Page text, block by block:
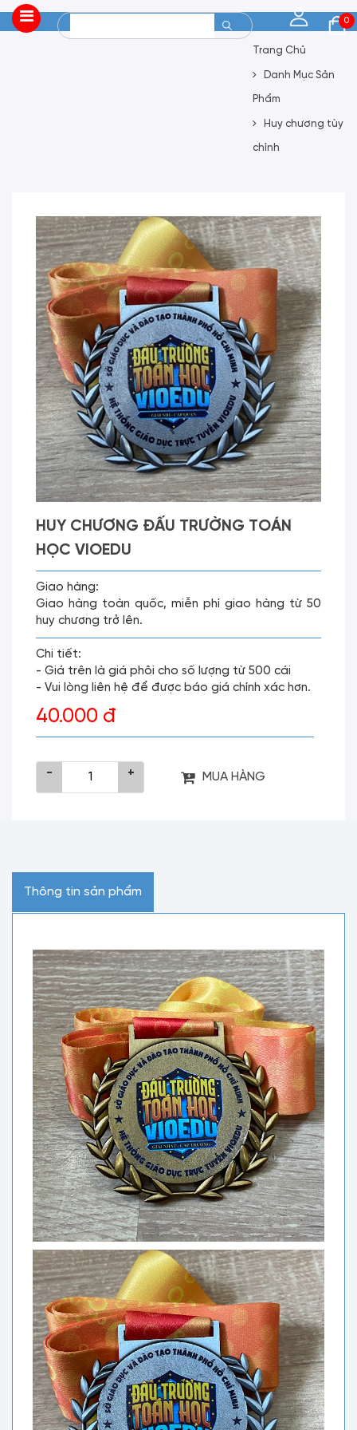
0
Trang Chủ
Danh Mục Sản
Phẩm
Huy chương tùy
chỉnh
HUY CHƯƠNG ĐẤU TRƯỜNG TOÁN
HỌC VIOEDU
Giao hàng:
Giao hàng toàn quốc, miễn phí giao hàng từ 50
huy chương trở lên.
Chi tiết:
- Giá trên là giá phôi cho số lượng từ 500 cái
- Vui lòng liên hệ để được báo giá chính xác hơn.
40.000 đ
- + MUA HÀNG
Thông tin sản phẩm